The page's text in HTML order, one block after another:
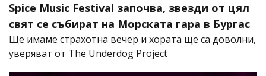
Spice Music Festival започва, звезди от цял
свят се събират на Морската гара в Бургас
Ще имаме страхотна вечер и хората ще са доволни,
уверяват от The Underdog Project